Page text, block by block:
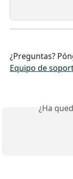
¿Preguntas?
Equipo de
¿Ha